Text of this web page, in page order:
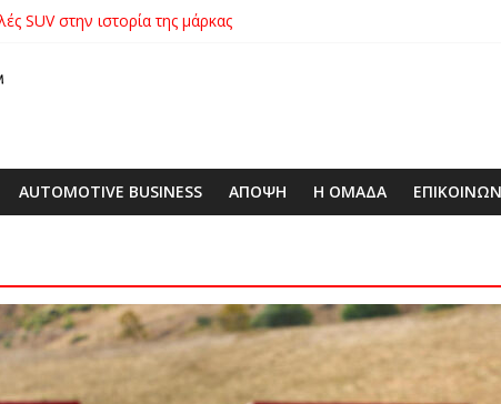
SUV στην ιστορία της μάρκας
Πώς η GEO Mobility Hellas μπήκε δυνατά στην ελληνική αγορά
απαιτητικό Silverstone
με δεξαμενή 600 λίτρων στην ΕΠΟΜΕΑ Βιλίων – το όχημα
AUTOMOTIVE BUSINESS ΑΠΟΨΗ Η ΟΜΑΔΑ